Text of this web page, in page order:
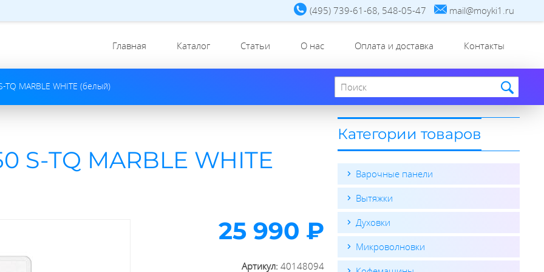
(495) 739-61-68, 548-05-47 mail@moyki1.ru
Главная Каталог Статьи О нас Оплата и доставка Контакты
TQ MARBLE WHITE (белый)
Поиск по сайту
S-TQ MARBLE WHITE
25 990 ₽
Артикул:40148094
Категории товаров
Варочные панели
Вытяжки
Духовки
Микроволновки